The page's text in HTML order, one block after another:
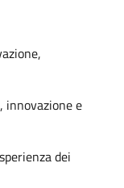
innovazione e
dei